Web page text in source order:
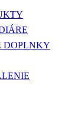
DOPLNKY